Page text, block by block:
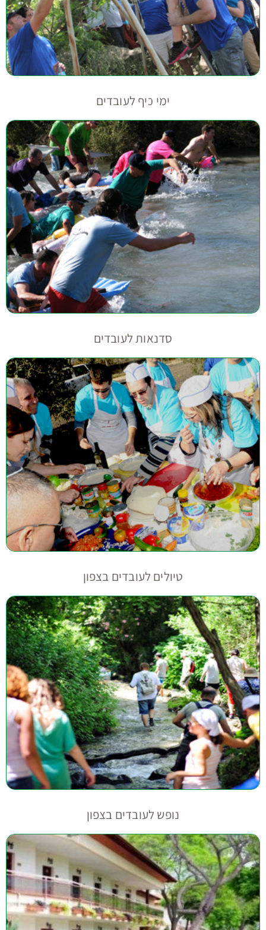
ימי כיף לעובדים
סדנאות לעובדים
טיולים לעובדים בצפון
נופש לעובדים בצפון